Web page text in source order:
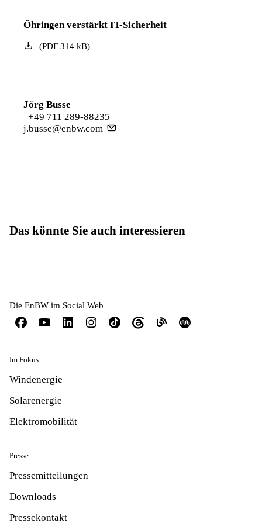
Öhringen verstärkt IT-Sicherheit
(PDF314 kB)
Jörg Busse
+49 711 289-88235
j.busse@enbw.com
Das könnte Sie auch interessieren
Die EnBW im Social Web
Im Fokus
Windenergie
Solarenergie
Elektromobilität
Presse
Pressemitteilungen
Downloads
Pressekontakt